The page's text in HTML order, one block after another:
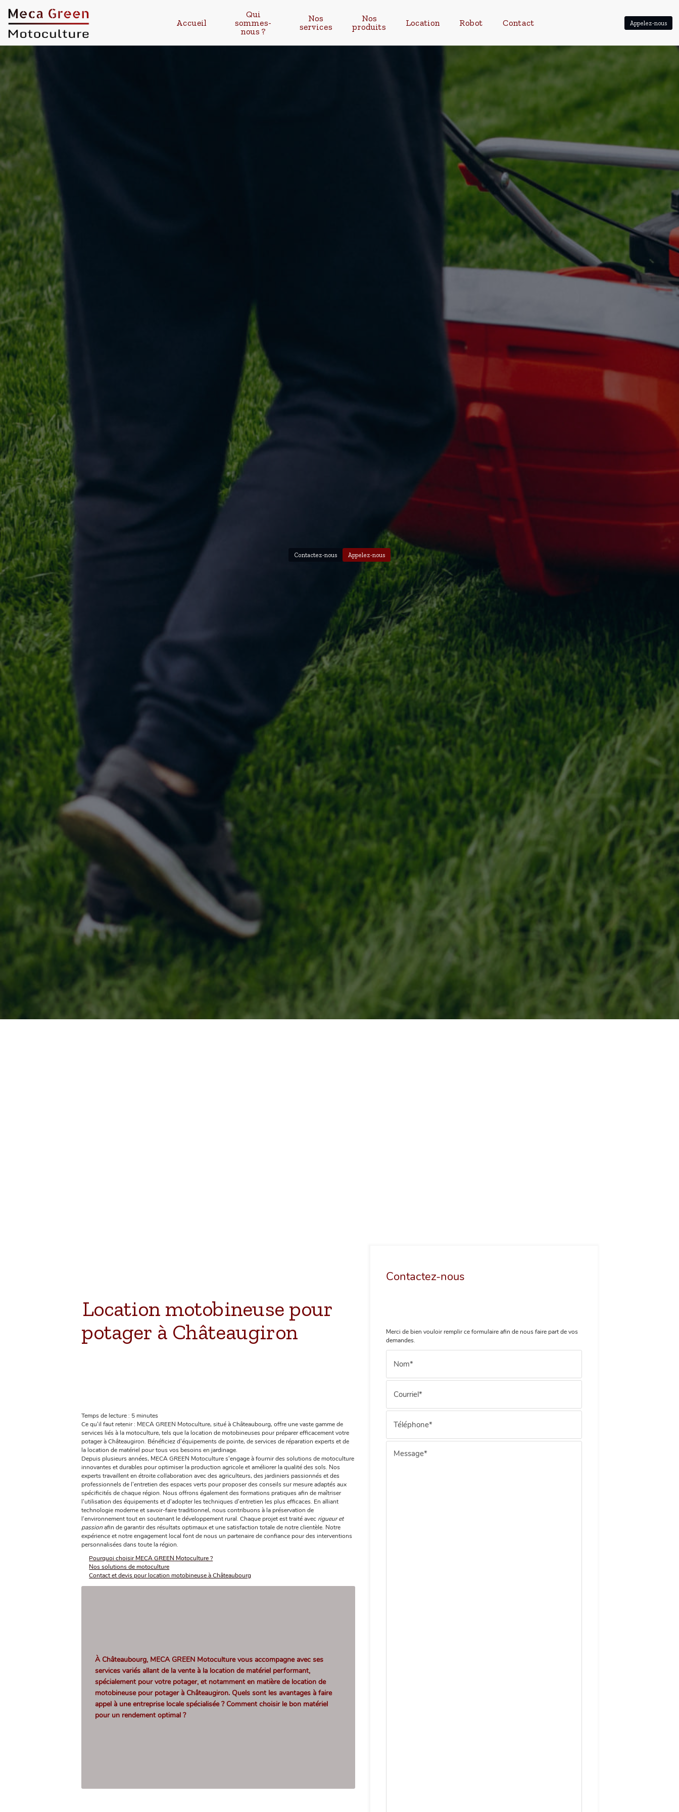
Contactez-nous Appelez-nous
Accueil
Qui
sommes-
nous ?
Nos
services
Nos
produits
Location Robot Contact Appelez-nous
Location motobineuse pour
potager à Châteaugiron
Temps de lecture : 5 minutes
Ce qu'il faut retenir : MECA GREEN Motoculture, situé à Châteaubourg, offre une vaste gamme de
services liés à la motoculture, tels que la location de motobineuses pour préparer efficacement votre
potager à Châteaugiron. Bénéficiez d'équipements de pointe, de services de réparation experts et de
la location de matériel pour tous vos besoins en jardinage.
Depuis plusieurs années, MECA GREEN Motoculture s'engage à fournir des solutions de motoculture
innovantes et durables pour optimiser la production agricole et améliorer la qualité des sols. Nos
experts travaillent en étroite collaboration avec des agriculteurs, des jardiniers passionnés et des
professionnels de l'entretien des espaces verts pour proposer des conseils sur mesure adaptés aux
spécificités de chaque région. Nous offrons également des formations pratiques afin de maîtriser
l'utilisation des équipements et d'adopter les techniques d'entretien les plus efficaces. En alliant
technologie moderne et savoir-faire traditionnel, nous contribuons à la préservation de
l'environnement tout en soutenant le développement rural. Chaque projet est traité avec rigueur et
passionafin de garantir des résultats optimaux et une satisfaction totale de notre clientèle. Notre
expérience et notre engagement local font de nous un partenaire de confiance pour des interventions
personnalisées dans toute la région.
Pourquoi choisir MECA GREEN Motoculture ?
Nos solutions de motoculture
Contact et devis pour location motobineuse à Châteaubourg
À Châteaubourg, MECA GREEN Motoculture vous accompagne avec ses
services variés allant de la vente à la location de matériel performant,
spécialement pour votre potager, et notamment en matière de location de
motobineuse pour potager à Châteaugiron. Quels sont les avantages à faire
appel à une entreprise locale spécialisée ? Comment choisir le bon matériel
pour un rendement optimal ?
Contactez-nous
Merci de bien vouloir remplir ce formulaire afin de nous faire part de vos
demandes.